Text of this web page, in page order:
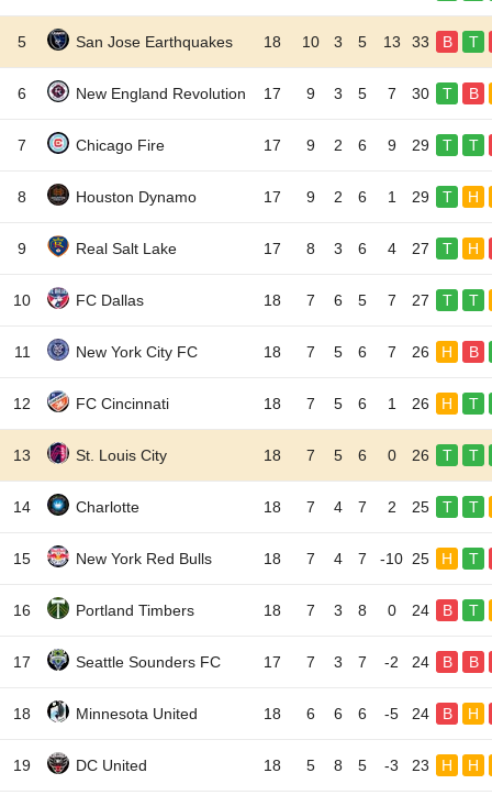
5 San Jose Earthquakes 18 10 3 5 13 33 B T
6 New England Revolution 17 9 3 5 7 30 T B
7 Chicago Fire 17 9 2 6 9 29 T T
8 Houston Dynamo 17 9 2 6 1 29 T H
9 Real Salt Lake 17 8 3 6 4 27 T H
10 FC Dallas 18 7 6 5 7 27 T T
11 New York City FC 18 7 5 6 7 26 H B
12 FC Cincinnati 18 7 5 6 1 26 H T
13 St. Louis City 18 7 5 6 0 26 T T
14 Charlotte 18 7 4 7 2 25 T T
15 New York Red Bulls 18 7 4 7 -10 25 H T
16 Portland Timbers 18 7 3 8 0 24 B T
17 Seattle Sounders FC 17 7 3 7 -2 24 B B
18 Minnesota United 18 6 6 6 -5 24 B H
19 DC United 18 5 8 5 -3 23 H H